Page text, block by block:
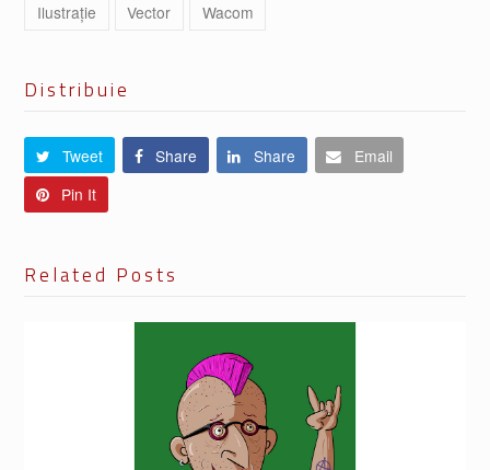
Ilustrație
Vector Wacom
Distribuie
Tweet Share Share
Email
Pin It
Related Posts